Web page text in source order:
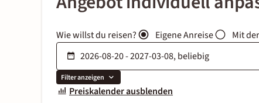
Wie willst du reisen? Eigene Anreise Mit
Filter anzeigen
Preiskalender ausblenden